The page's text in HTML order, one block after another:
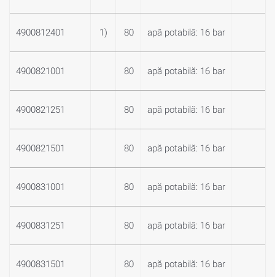
4900812401 1) 80 apă potabilă: 16 bar
4900821001 80 apă potabilă: 16 bar
4900821251 80 apă potabilă: 16 bar
4900821501 80 apă potabilă: 16 bar
4900831001 80 apă potabilă: 16 bar
4900831251 80 apă potabilă: 16 bar
4900831501 80 apă potabilă: 16 bar